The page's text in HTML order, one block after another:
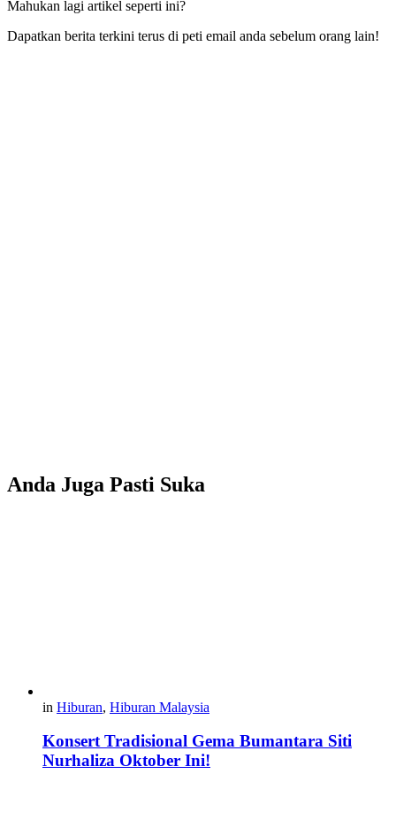
Mahukan lagi artikel seperti ini?
Dapatkan berita terkini terus di peti email anda sebelum orang lain!
Anda Juga Pasti Suka
in Hiburan, Hiburan Malaysia
Konsert Tradisional Gema Bumantara Siti
Nurhaliza Oktober Ini!